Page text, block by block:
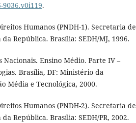
9036.v0i119.
Humanos (PNDH-1). Secretaria de
República. Brasília: SEDH/MJ, 1996.
Ensino Médio. Parte IV –
Brasília, DF: Ministério da
Média e Tecnológica, 2000.
Humanos (PNDH-2). Secretaria de
República. Brasília: SEDH/PR, 2002.